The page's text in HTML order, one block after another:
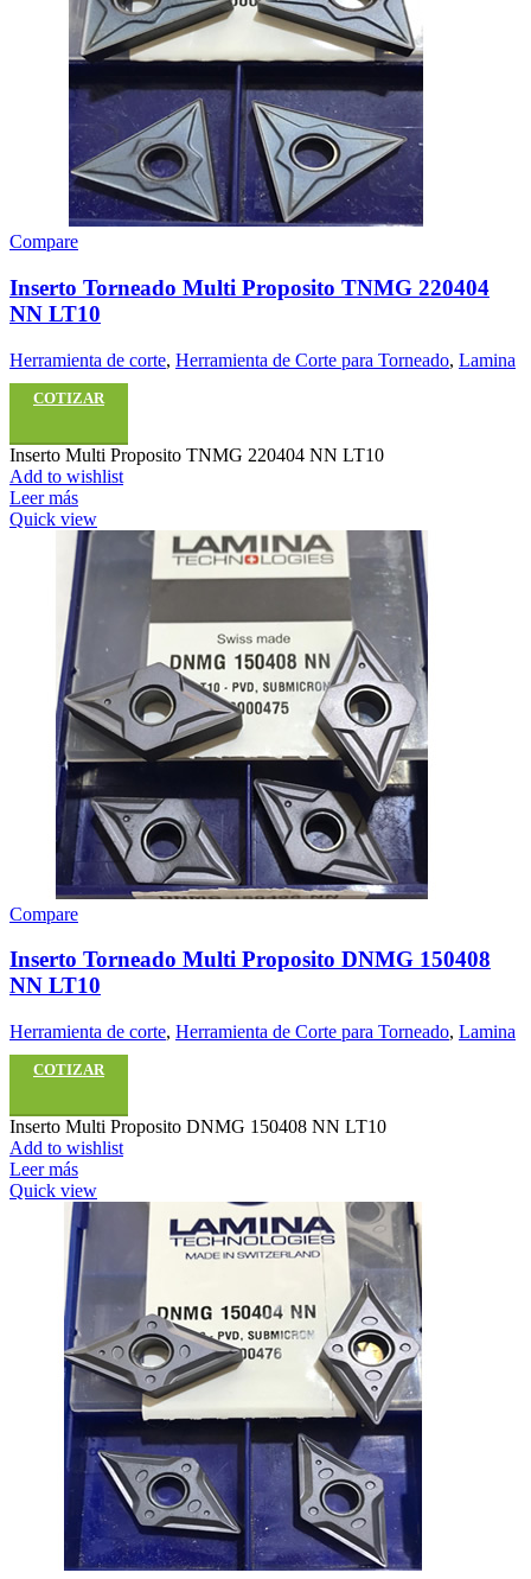
Compare
Inserto Torneado Multi Proposito TNMG 220404
NN LT10
Herramienta de corte, Herramienta de Corte para Torneado, Lamina
COTIZAR
Inserto Multi Proposito TNMG 220404 NN LT10
Add to wishlist
Leer más
Quick view
Compare
Inserto Torneado Multi Proposito DNMG 150408
NN LT10
Herramienta de corte, Herramienta de Corte para Torneado, Lamina
COTIZAR
Inserto Multi Proposito DNMG 150408 NN LT10
Add to wishlist
Leer más
Quick view